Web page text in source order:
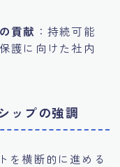
貢献 ：持続可能
護に向けた社内
ップの強調
を横断的に進める